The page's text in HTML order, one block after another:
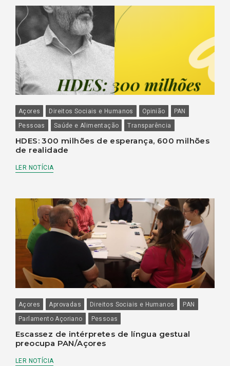
Açores Direitos Sociais e Humanos Opinião
PAN
Pessoas
Saúde e Alimentação Transparência
HDES: 300 milhões de esperança, 600 milhões
de realidade
LER NOTÍCIA
Açores Aprovadas Direitos Sociais e Humanos
PAN
Parlamento Açoriano
Pessoas
Escassez de intérpretes de língua gestual
preocupa PAN/Açores
LER NOTÍCIA